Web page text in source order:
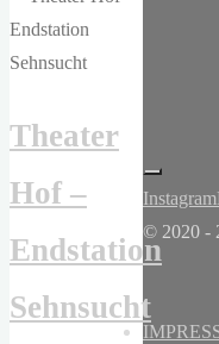
Theater
Hof –
Endstation
Sehnsucht
Instagram
© 2020 -